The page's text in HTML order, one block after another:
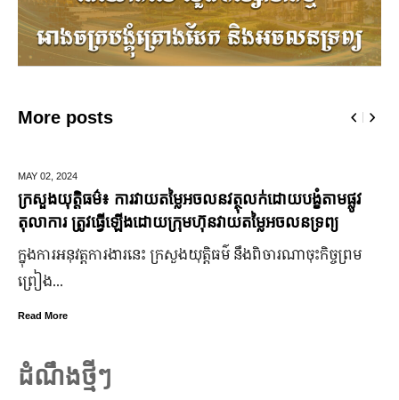
More posts
MAY 02, 2024
ក្រសួងយុត្តិធម៌៖ ការវាយតម្លៃអចលនវត្ថុលក់ដោយបង្ខំតាមផ្លូវ
តុលាការ ត្រូវធ្វើឡើងដោយក្រុមហ៊ុនវាយតម្លៃអចលនទ្រព្យ
ក្នុងការអនុវត្តការងារនេះ ក្រសួងយុត្តិធម៌ នឹងពិចារណាចុះកិច្ចព្រម
ព្រៀង...
Read More
ដំណឹងថ្មីៗ